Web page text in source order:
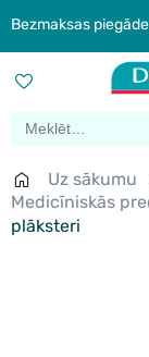
Bezmaksas
Uz sākumu
Medicīniskās
plāksteri